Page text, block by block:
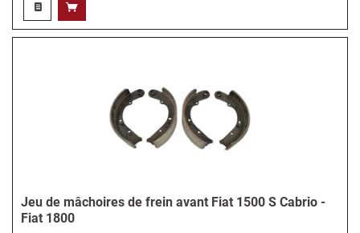
Jeu de mâchoires de frein avant Fiat 1500 S Cabrio -
Fiat 1800